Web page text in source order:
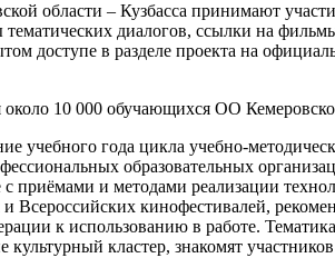
области – Кузбасса принимают
диалогов, ссылки на
доступе в разделе проекта на
10 000 обучающихся ОО
учебного года цикла учебно-
образовательных
приёмами и методами реализации
кинофестивалей,
к использованию в работе.
кластер, знакомят